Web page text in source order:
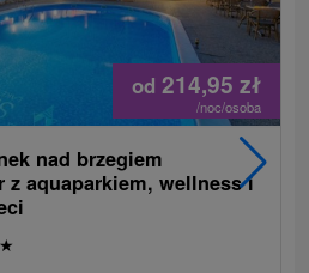
od 214,95zł
/noc/osoba
nad brzegiem
z aquaparkiem, wellness i
★